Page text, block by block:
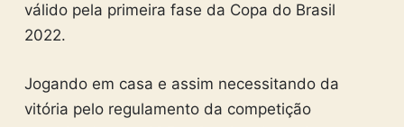
válido pela primeira fase da Copa do Brasil
2022.
Jogando em casa e assim necessitando da
vitória pelo regulamento da competição